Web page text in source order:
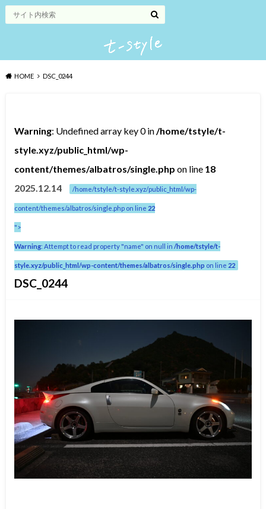
HOME DSC_0244
Warning: Undefined array key 0 in/home/tstyle/t-
style.xyz/public_html/wp-
content/themes/albatros/single.php on line 18
2025.12.14
/home/tstyle/t-style.xyz/public_html/wp-
content/themes/albatros/single.php on line 22
">
Warning: Attempt to read property "name" on null in/home/tstyle/t-
style.xyz/public_html/wp-content/themes/albatros/single.php on line 22
DSC_0244